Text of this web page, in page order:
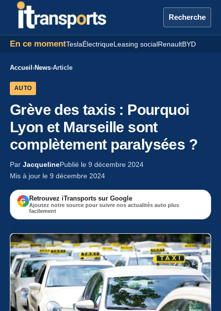
Recherche
En ce momentTeslaÉlectriqueLeasing socialRenaultBYD
Accueil ›News›Article
AUTO
Grève des taxis : Pourquoi
Lyon et Marseille sont
complètement paralysées ?
Par JacquelinePublié le 9 décembre 2024
Mis à jour le 9 décembre 2024
G Retrouvez iTransports sur Google
Ajoutez notre source pour suivre nos actualités auto plus
facilement